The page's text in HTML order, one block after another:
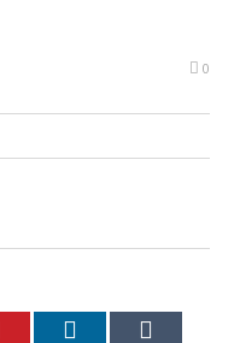
0
Pinterest LinkedIn